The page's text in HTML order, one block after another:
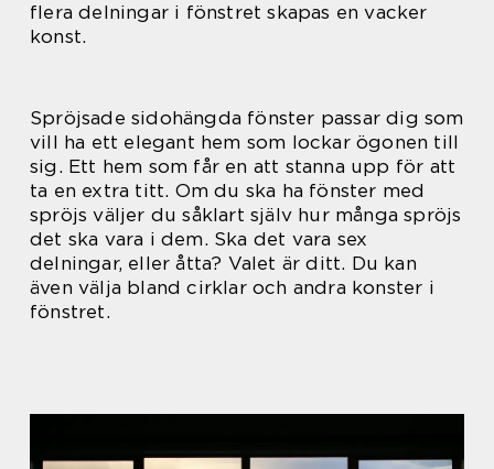
flera delningar i fönstret skapas en vacker
konst.
Spröjsade sidohängda fönster passar dig som
vill ha ett elegant hem som lockar ögonen till
sig. Ett hem som får en att stanna upp för att
ta en extra titt. Om du ska ha fönster med
spröjs väljer du såklart själv hur många spröjs
det ska vara i dem. Ska det vara sex
delningar, eller åtta? Valet är ditt. Du kan
även välja bland cirklar och andra konster i
fönstret.